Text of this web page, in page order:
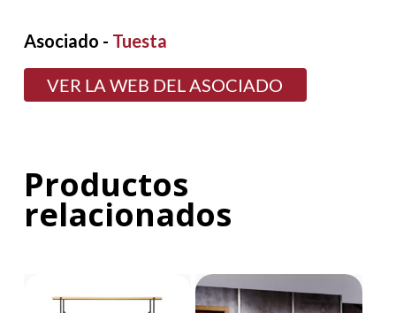
Asociado - Tuesta
VER LA WEB DEL ASOCIADO
Productos
relacionados